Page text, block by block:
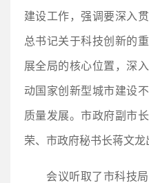
建设工作，强调要深入
总书记关于科技创新的
展全局的核心位置，深
动国家创新型城市建设
质量发展。市政府副市
荣、市政府秘书长蒋文龙
会议听取了市科技